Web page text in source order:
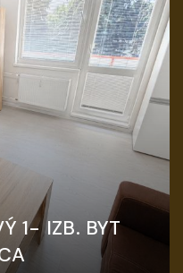
1- IZB. BYT